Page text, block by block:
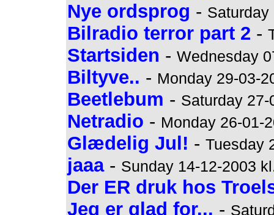
Nye ordsprog - Saturday
Bilradio terror part 2 -
Startsiden -Wednesday
Biltyve.. - Monday 29-03-
Beetlebum - Saturday
Netradio - Monday 26-01-
Glædelig Jul! -Tuesday
jaaa- Sunday 14-12-2003
Der ER druk hos
Jeg er glad for... -